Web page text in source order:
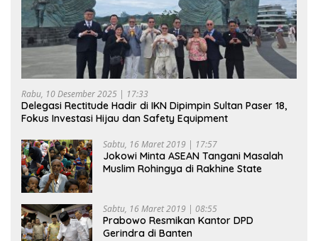
Rabu, 10 Desember 2025 | 17:33
Delegasi Rectitude Hadir di IKN Dipimpin Sultan Paser 18,
Fokus Investasi Hijau dan Safety Equipment
Sabtu, 16 Maret 2019 | 17:57
Jokowi Minta ASEAN Tangani Masalah
Muslim Rohingya di Rakhine State
Sabtu, 16 Maret 2019 | 08:55
Prabowo Resmikan Kantor DPD
Gerindra di Banten